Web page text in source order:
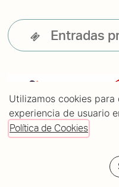
Entradas
Utilizamos cookies
experiencia de usuario
Política de Cookies